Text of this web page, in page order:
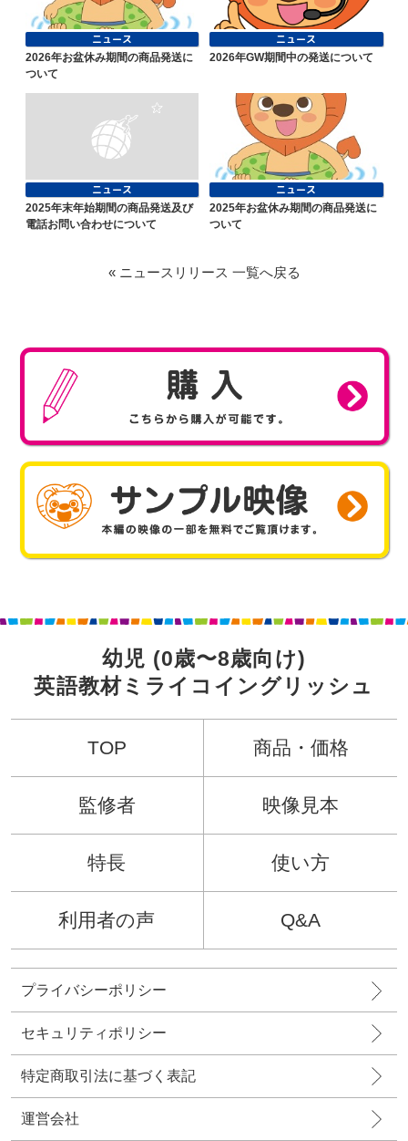
ニュース
2026年お盆休み期間の商品発送に
ついて
ニュース
2026年GW期間中の発送について
ニュース
2025年末年始期間の商品発送及び
電話お問い合わせについて
ニュース
2025年お盆休み期間の商品発送に
ついて
« ニュースリリース 一覧へ戻る
購入
サ
幼児 (0歳〜8歳向け)
英語教材ミライコイングリッシュ
TOP 商品・価格
監修者 映像見本
特長 使い方
利用者の声 Q&A
プライバシーポリシー
セキュリティポリシー
特定商取引法に基づく表記
運営会社